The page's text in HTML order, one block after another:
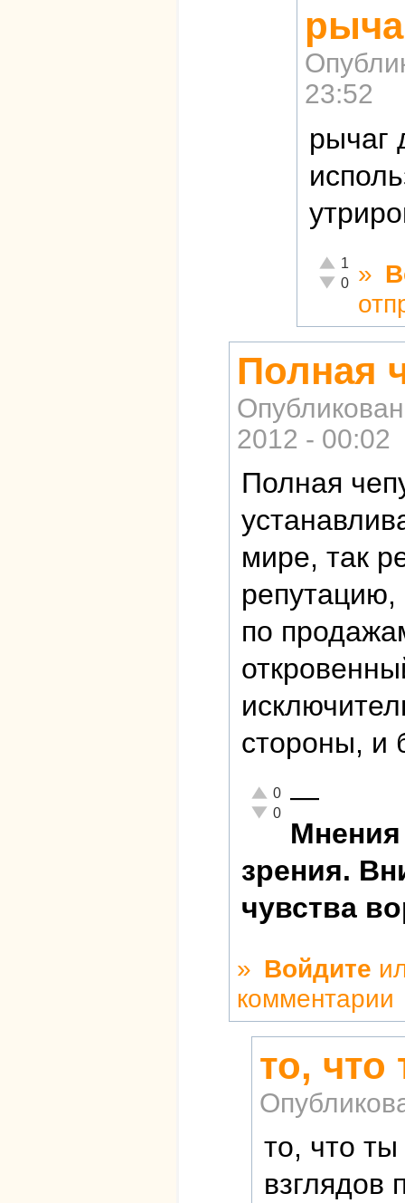
23:52
рычаг
Отлично!
1
Неадекватно!
0 »
Полная
2012 - 00:02
Полная
мире, так
по
стороны, и
Отлично!
0
Неадекватно!
0
—
Мнения
зрения.
чувства
» Войдите
комментарии
то,
то, что
взглядов